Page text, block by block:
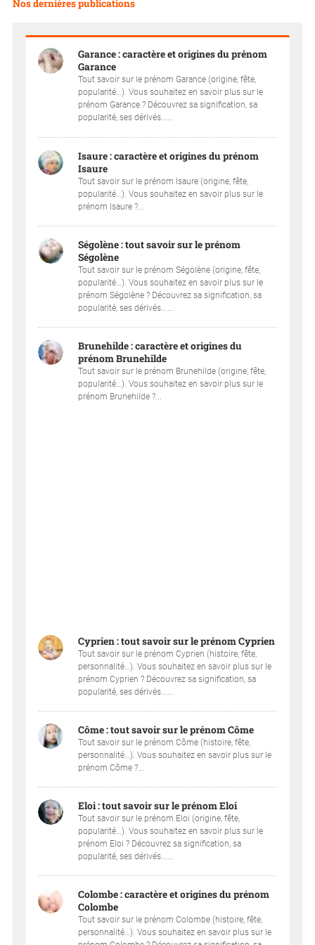
Nos dernières publications
Garance : caractère et origines du prénom
Garance
Tout savoir sur le prénom Garance (origine, fête,
popularité…). Vous souhaitez en savoir plus sur le
prénom Garance ? Découvrez sa signification, sa
popularité, ses dérivés......
Isaure : caractère et origines du prénom
Isaure
Tout savoir sur le prénom Isaure (origine, fête,
popularité…). Vous souhaitez en savoir plus sur le
prénom Isaure ?...
Ségolène : tout savoir sur le prénom
Ségolène
Tout savoir sur le prénom Ségolène (origine, fête,
popularité…). Vous souhaitez en savoir plus sur le
prénom Ségolène ? Découvrez sa signification, sa
popularité, ses dérivés......
Brunehilde : caractère et origines du
prénom Brunehilde
Tout savoir sur le prénom Brunehilde (origine, fête,
popularité…). Vous souhaitez en savoir plus sur le
prénom Brunehilde ?...
Cyprien : tout savoir sur le prénom Cyprien
Tout savoir sur le prénom Cyprien (histoire, fête,
personnalité…). Vous souhaitez en savoir plus sur le
prénom Cyprien ? Découvrez sa signification, sa
popularité, ses dérivés......
Côme : tout savoir sur le prénom Côme
Tout savoir sur le prénom Côme (histoire, fête,
personnalité…). Vous souhaitez en savoir plus sur le
prénom Côme ?...
Eloi : tout savoir sur le prénom Eloi
Tout savoir sur le prénom Eloi (origine, fête,
popularité…). Vous souhaitez en savoir plus sur le
prénom Eloi ? Découvrez sa signification, sa
popularité, ses dérivés......
Colombe : caractère et origines du prénom
Colombe
Tout savoir sur le prénom Colombe (histoire, fête,
personnalité…). Vous souhaitez en savoir plus sur le